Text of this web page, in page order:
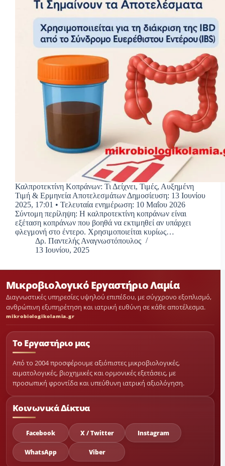
Καλπροτεκτίνη Κοπράνων: Τι Δείχνει, Τιμές, Αυξημένη
Τιμή & Ερμηνεία Αποτελεσμάτων Δημοσίευση: 13 Ιουνίου
2025, 17:01 • Τελευταία ενημέρωση: 10 Μαΐου 2026
Σύντομη περίληψη: Η καλπροτεκτίνη κοπράνων είναι
εξέταση κοπράνων που βοηθά να εκτιμηθεί αν υπάρχει
φλεγμονή στο έντερο. Χρησιμοποιείται κυρίως…
Δρ. Παντελής Αναγνωστόπουλος
13 Ιουνίου, 2025
Μικροβιολογικό Εργαστήριο Λαμία
Διαγνωστικές υπηρεσίες υψηλού επιπέδου, με σύγχρονο εξοπλισμό,
ανθρώπινη εξυπηρέτηση και ιατρική ευθύνη σε κάθε αποτέλεσμα.
mikrobiologikolamia.gr
Το Εργαστήριο μας
Από το 2004 προσφέρουμε αξιόπιστες μικροβιολογικές,
αιματολογικές, βιοχημικές και ορμονικές εξετάσεις, με
προσωπική φροντίδα και υπεύθυνη ιατρική αξιολόγηση.
Κοινωνικά Δίκτυα
Facebook X / Twitter Instagram
WhatsApp Viber